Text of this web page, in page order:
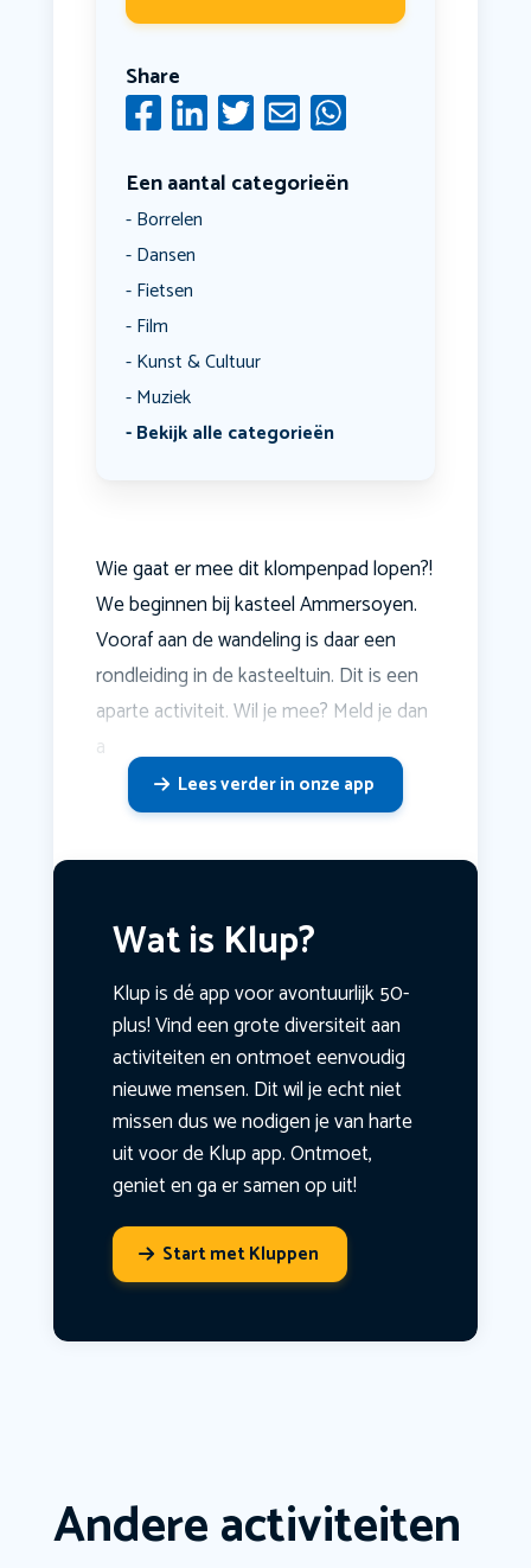
Share
Een aantal categorieën
Borrelen
Dansen
Fietsen
Film
Kunst & Cultuur
Muziek
Bekijk alle categorieën
Wie gaat er mee dit klompenpad lopen?!
We beginnen bij kasteel Ammersoyen.
Vooraf aan de wandeling is daar een
rondleiding in de kasteeltuin. Dit is een
aparte activiteit. Wil je mee? Meld je dan
a
Lees verder in onze app
Wat is Klup?
Klup is dé app voor avontuurlijk 50-
plus! Vind een grote diversiteit aan
activiteiten en ontmoet eenvoudig
nieuwe mensen. Dit wil je echt niet
missen dus we nodigen je van harte
uit voor de Klup app. Ontmoet,
geniet en ga er samen op uit!
Start met Kluppen
Andere activiteiten